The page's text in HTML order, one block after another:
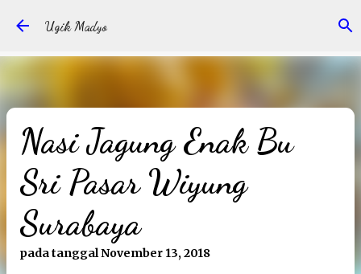
Ugik Madyo
Nasi Jagung Enak Bu
Sri Pasar Wiyung
Surabaya
pada tanggalNovember 13, 2018